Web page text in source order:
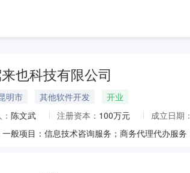
也科技有限公司
明市 其他软件开发
开业
陈文武 注册资本： 100万元 成立日期：